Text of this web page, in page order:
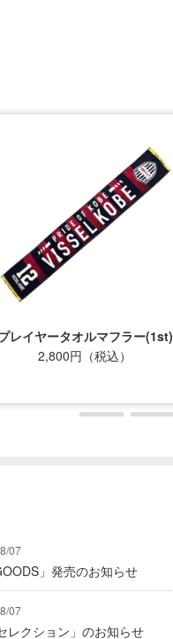
レイヤータオルマフラー(1st)
2,800円（税込）
07
」発売のお知らせ
07
レクション」のお知らせ